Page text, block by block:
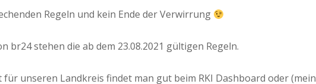
Regeln und kein Ende der Verwirrung
br24 stehen die ab dem 23.08.2021 gültigen Regeln.
unseren Landkreis findet man gut beim RKI Dashboard oder (mein